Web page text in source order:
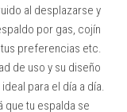
al desplazarse y
por gas, cojín
preferencias etc.
de uso y su diseño
para el día a día.
que tu espalda se